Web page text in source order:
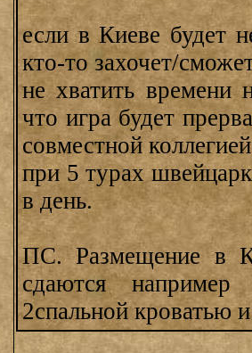
если в Киеве будет
кто-то захочет/
не хватить времени
что игра будет
совместной
при 5 турах
в день.
ПС. Размещение в
сдаются
2спальной кроватью